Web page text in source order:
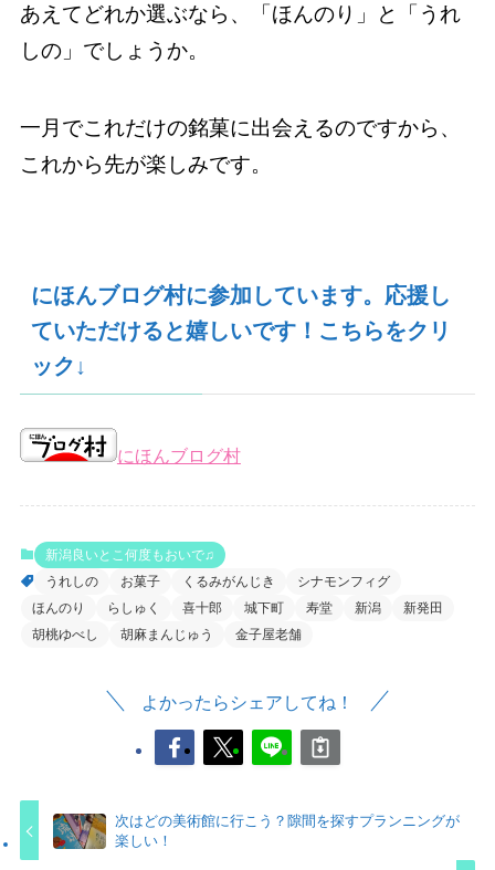
あえてどれか選ぶなら、「ほんのり」と「うれ
しの」でしょうか。
一月でこれだけの銘菓に出会えるのですから、
これから先が楽しみです。
にほんブログ村に参加しています。応援し
ていただけると嬉しいです！こちらをクリ
ック↓
にほんブログ村
新潟良いとこ何度もおいで♫
うれしの
お菓子 くるみがんじき
シナモンフィグ
ほんのり
らしゅく 喜十郎 城下町 寿堂 新潟
新発田
胡桃ゆべし
胡麻まんじゅう 金子屋老舗
よかったらシェアしてね！
次はどの美術館に行こう？隙間を探すプランニングが
楽しい！